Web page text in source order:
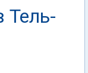
Тель-